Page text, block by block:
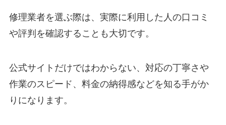
修理業者を選ぶ際は、実際に利用した人の口コミ
や評判を確認することも大切です。
公式サイトだけではわからない、対応の丁寧さや
作業のスピード、料金の納得感などを知る手がか
りになります。